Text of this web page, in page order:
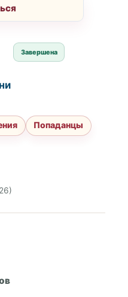
Завершена
Попаданцы